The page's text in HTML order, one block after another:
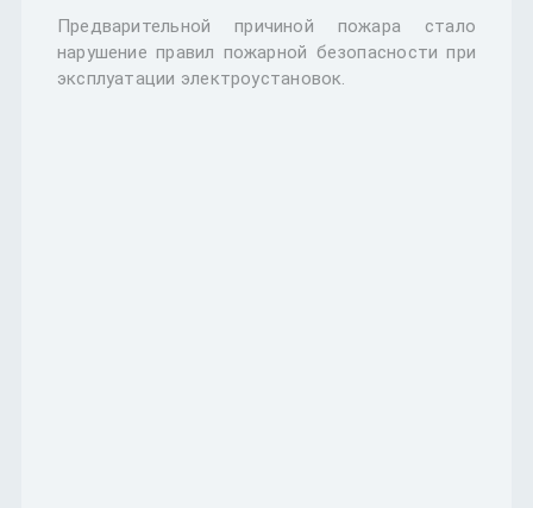
Предварительной причиной пожара стало
нарушение правил пожарной безопасности при
эксплуатации электроустановок.